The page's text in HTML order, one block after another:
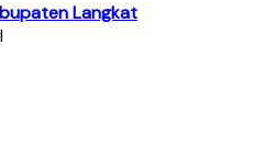
Langkat